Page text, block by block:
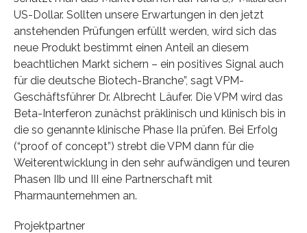
US-Dollar. Sollten unsere Erwartungen in den jetzt
anstehenden Prüfungen erfüllt werden, wird sich das
neue Produkt bestimmt einen Anteil an diesem
beachtlichen Markt sichern – ein positives Signal auch
für die deutsche Biotech-Branche”, sagt VPM-
Geschäftsführer Dr. Albrecht Läufer. Die VPM wird das
Beta-Interferon zunächst präklinisch und klinisch bis in
die so genannte klinische Phase IIa prüfen. Bei Erfolg
(“proof of concept”) strebt die VPM dann für die
Weiterentwicklung in den sehr aufwändigen und teuren
Phasen IIb und III eine Partnerschaft mit
Pharmaunternehmen an.
Projektpartner